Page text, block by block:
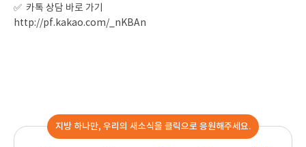
✅ 카톡 상담 바로 가기
http://pf.kakao.com/_nKBAn
지방 하나만, 우리의 새소식을 클릭으로 응원해주세요.